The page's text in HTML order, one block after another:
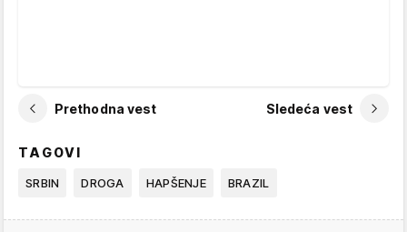
Prethodna vest Sledeća vest
TAGOVI
SRBIN DROGA HAPŠENJE BRAZIL